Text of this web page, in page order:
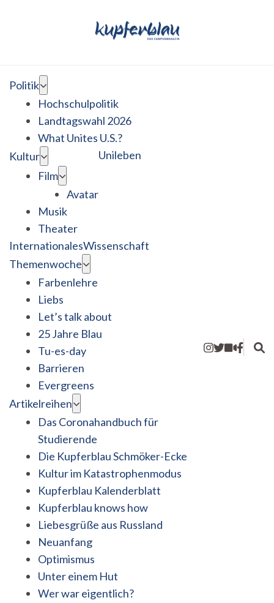
Politik
Hochschulpolitik
Landtagswahl 2026
What Unites U.S.?
Kultur
Film
Avatar
Musik
Theater
Unileben
InternationalesWissenschaft
Themenwoche
Farbenlehre
Liebs
Let’s talk about
25 Jahre Blau
Tu-es-day
Barrieren
Evergreens
Artikelreihen
Das Coronahandbuch für
Studierende
Die Kupferblau Schmöker-Ecke
Kultur im Katastrophenmodus
Kupferblau Kalenderblatt
Kupferblau knows how
Liebesgrüße aus Russland
Neuanfang
Optimismus
Unter einem Hut
Wer war eigentlich?